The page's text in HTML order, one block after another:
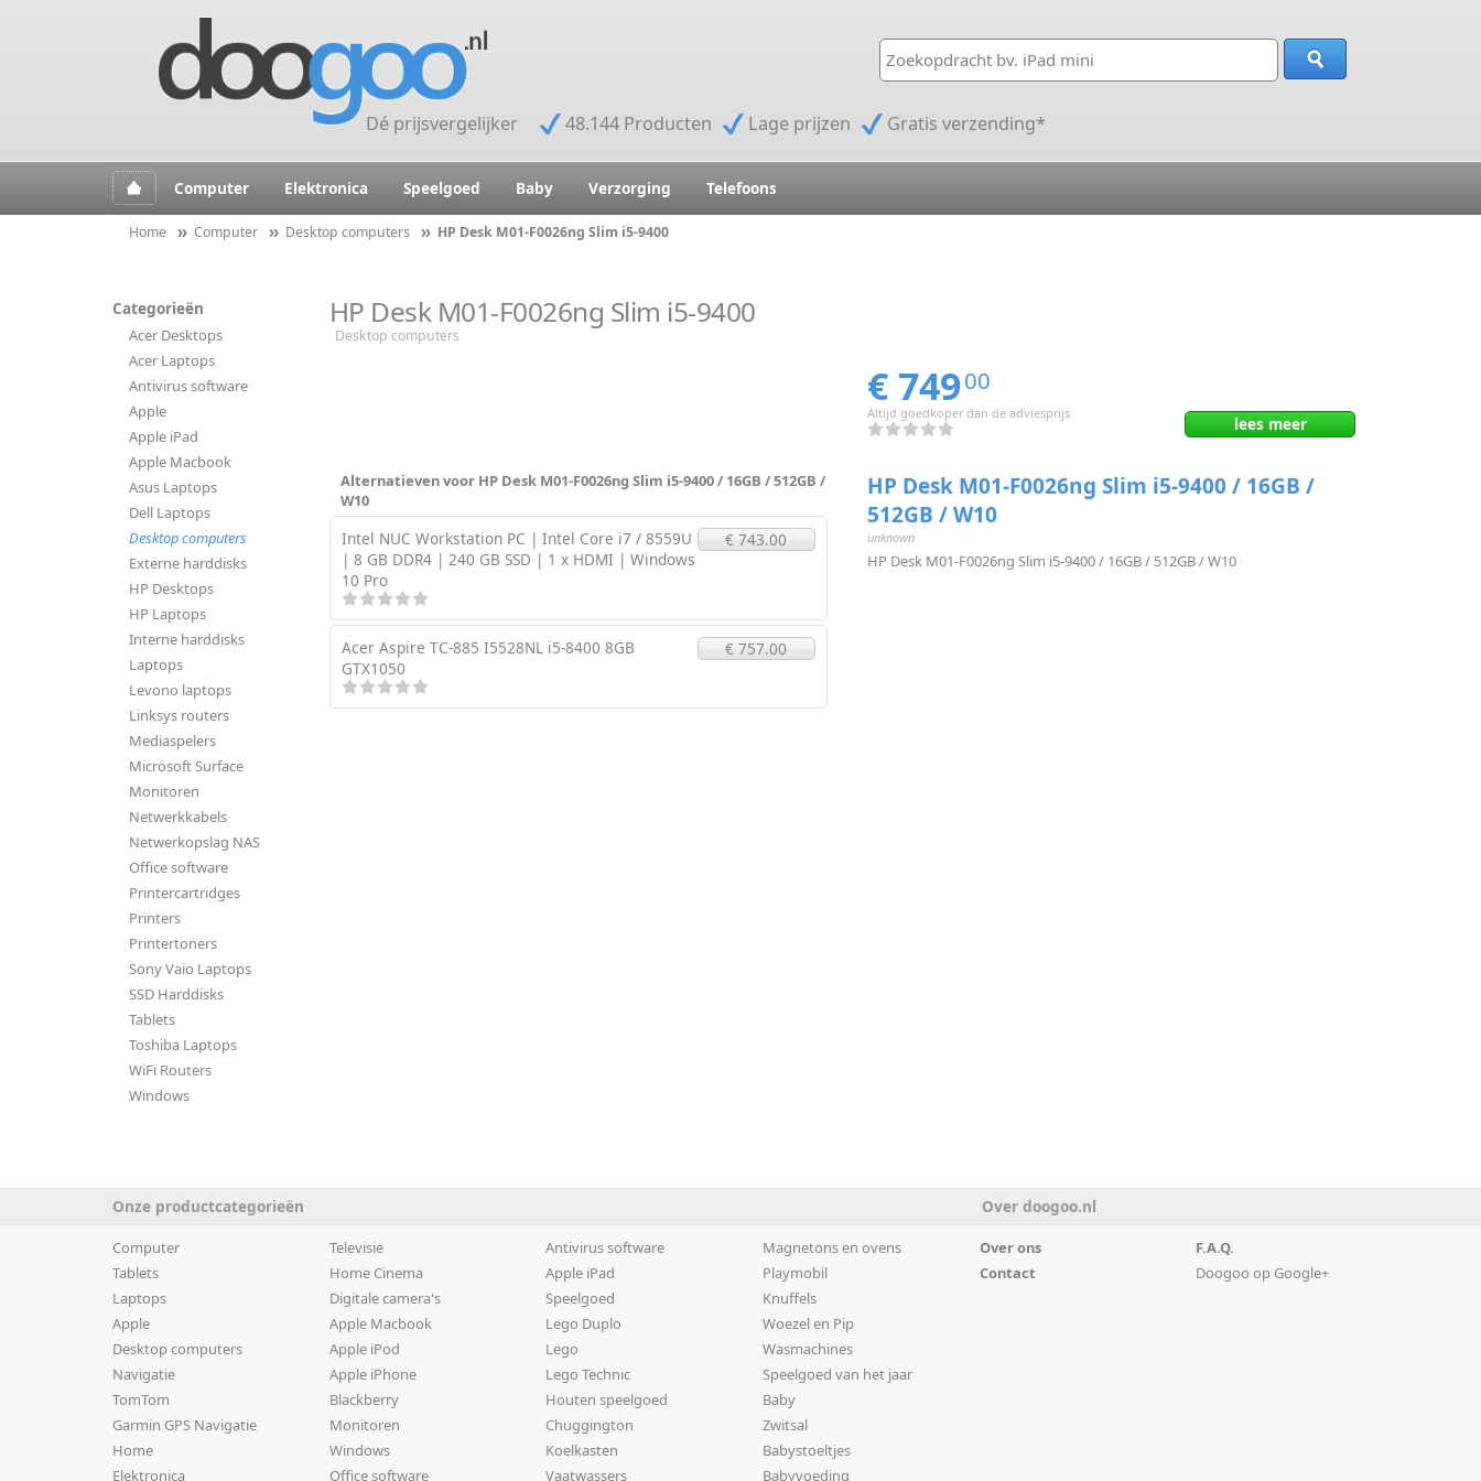
Dé prijsvergelijker 48.144 Producten Lage prijzen Gratis verzending*
Computer Elektronica Speelgoed Baby Verzorging Telefoons
Home Computer Desktop computers HP Desk M01-F0026ng Slim i5-9400
Categorieën
Acer Desktops
Acer Laptops
Antivirus software
Apple
Apple iPad
Apple Macbook
Asus Laptops
Dell Laptops
Desktop computers
Externe harddisks
HP Desktops
HP Laptops
Interne harddisks
Laptops
Levono laptops
Linksys routers
Mediaspelers
Microsoft Surface
Monitoren
Netwerkkabels
Netwerkopslag NAS
Office software
Printercartridges
Printers
Printertoners
Sony Vaio Laptops
SSD Harddisks
Tablets
Toshiba Laptops
WiFi Routers
Windows
HP Desk M01-F0026ng Slim i5-9400
Desktop computers
Alternatieven voor HP Desk M01-F0026ng Slim i5-9400 / 16GB / 512GB /
W10
Intel NUC Workstation PC | Intel Core i7 / 8559U
| 8 GB DDR4 | 240 GB SSD | 1 x HDMI | Windows
10 Pro
€ 743.00
Acer Aspire TC-885 I5528NL i5-8400 8GB
GTX1050
€ 757.00
€ 74900
Altijd goedkoper dan de adviesprijs
leesmeer
HP Desk M01-F0026ng Slim i5-9400 / 16GB /
512GB / W10
unknown
HP Desk M01-F0026ng Slim i5-9400 / 16GB / 512GB / W10
Onze productcategorieën Over doogoo.nl
Computer
Tablets
Laptops
Apple
Desktop computers
Navigatie
TomTom
Garmin GPS Navigatie
Home
Elektronica
Televisie
Home Cinema
Digitale camera's
Apple Macbook
Apple iPod
Apple iPhone
Blackberry
Monitoren
Windows
Office software
Antivirus software
Apple iPad
Speelgoed
Lego Duplo
Lego
Lego Technic
Houten speelgoed
Chuggington
Koelkasten
Vaatwassers
Magnetons en ovens
Playmobil
Knuffels
Woezel en Pip
Wasmachines
Speelgoed van het jaar
Baby
Zwitsal
Babystoeltjes
Babyvoeding
Over ons
Contact
F.A.Q.
Doogoo op Google+